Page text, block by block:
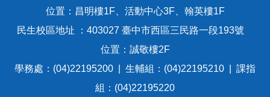
位置：昌明樓1F、活動中心3F、翰英樓1F
民生校區地址 ：403027 臺中市西區三民路一段193號
位置：誠敬樓2F
學務處：(04)22195200 | 生輔組：(04)22195210 | 課指
組：(04)22195220